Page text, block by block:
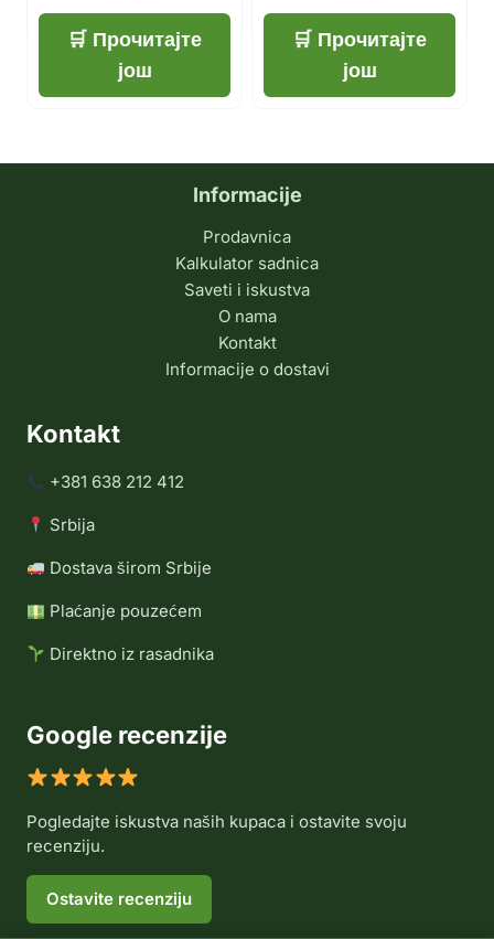
Прочитајте
још
Прочитајте
још
Informacije
Prodavnica
Kalkulator sadnica
Saveti i iskustva
O nama
Kontakt
Informacije o dostavi
Kontakt
+381 638 212 412
Srbija
Dostava širom Srbije
Plaćanje pouzećem
Direktno iz rasadnika
Google recenzije
Pogledajte iskustva naših kupaca i ostavite svoju
recenziju.
Ostavite recenziju